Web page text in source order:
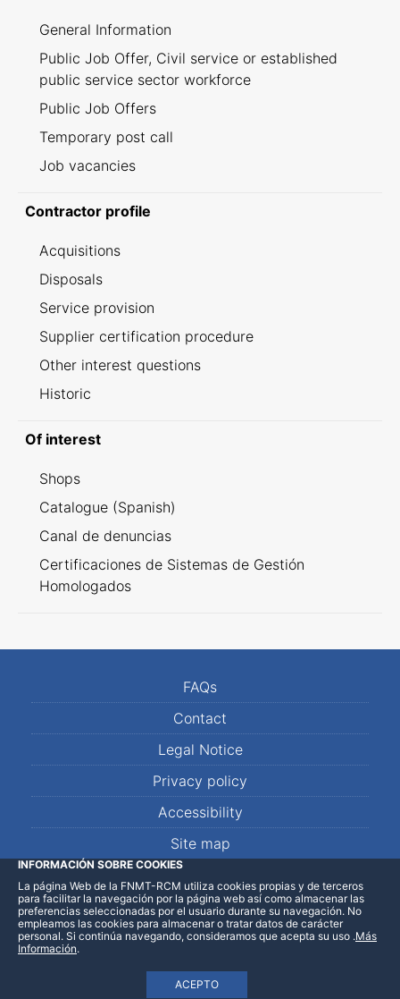
General Information
Public Job Offer, Civil service or established
public service sector workforce
Public Job Offers
Temporary post call
Job vacancies
Contractor profile
Acquisitions
Disposals
Service provision
Supplier certification procedure
Other interest questions
Historic
Of interest
Shops
Catalogue (Spanish)
Canal de denuncias
Certificaciones de Sistemas de Gestión
Homologados
FAQs
Contact
Legal Notice
Privacy policy
Accessibility
Site map
LinkedInFacebookWhatsApp
INFORMACIÓN SOBRE COOKIES
La página Web de la FNMT-RCM utiliza cookies propias y de terceros
para facilitar la navegación por la página web así como almacenar las
preferencias seleccionadas por el usuario durante su navegación. No
empleamos las cookies para almacenar o tratar datos de carácter
personal. Si continúa navegando, consideramos que acepta su uso
ACEPTO
.Más
Información.